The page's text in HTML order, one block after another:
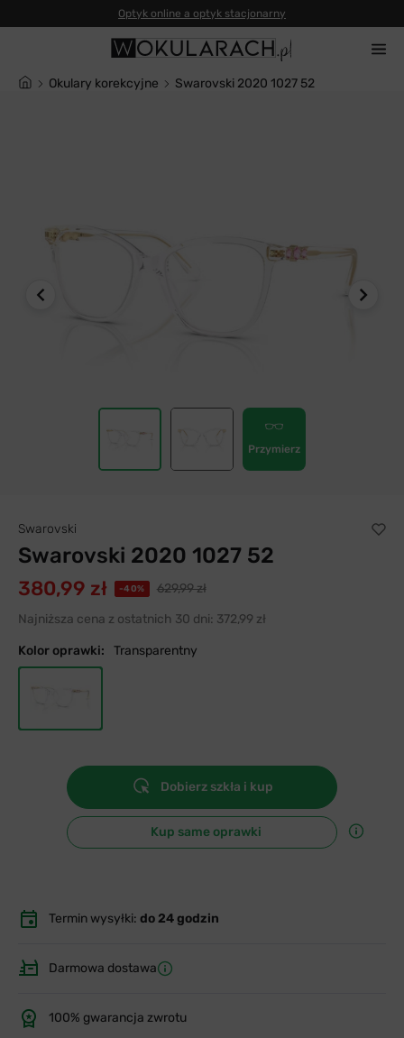
Okulary korekcyjne Swarovski 2020 1027 52
Przymierz
Swarovski
Swarovski 2020 1027 52
380,99 zł -40%
629,99 zł
Najniższa cena z ostatnich 30 dni: 372,99 zł
Kolor oprawki: Transparentny
Dobierz szkła i kup
Kup same oprawki
Termin wysyłki: do 24 godzin
Darmowa dostawa
100% gwarancja zwrotu